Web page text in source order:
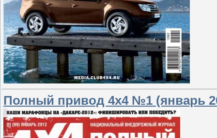
Полный привод 4х4 №1 (январь